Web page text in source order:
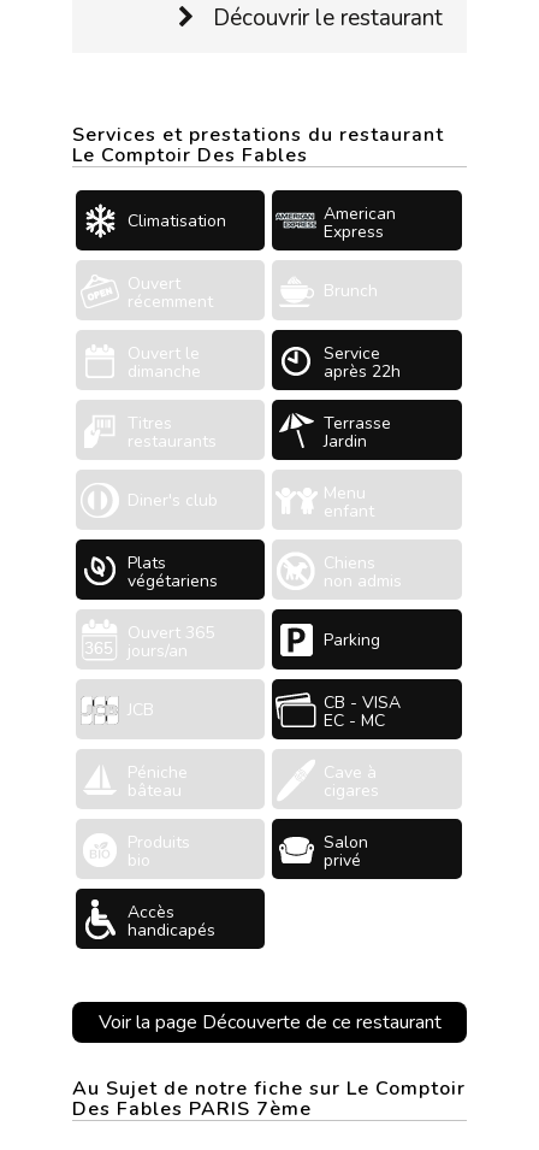
Découvrir le restaurant
Services et prestations du restaurant
Le Comptoir Des Fables
Climatisation American
Express
Ouvert
récemment Brunch
Ouvert le
dimanche
Service
après 22h
Titres
restaurants
Terrasse
Jardin
Diner's club Menu
enfant
Plats
végétariens
Chiens
non admis
Ouvert 365
jours/an Parking
JCB CB - VISA
EC - MC
Péniche
bâteau
Cave à
cigares
Produits
bio
Salon
privé
Accès
handicapés
Voir la page Découverte de ce restaurant
Au Sujet de notre fiche sur Le Comptoir
Des Fables PARIS 7ème